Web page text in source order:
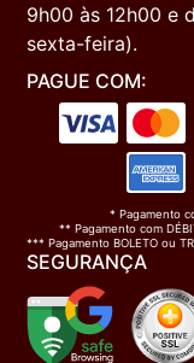
9h00 às 12h00 e
sexta-feira).
PAGUE COM:
* Pagamento
** Pagamento com
*** Pagamento BOLETO ou
SEGURANÇA